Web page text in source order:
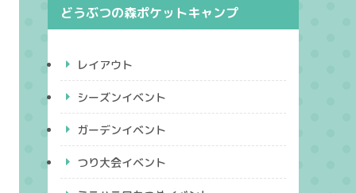
どうぶつの森ポケットキャンプ
レイアウト
シーズンイベント
ガーデンイベント
つり大会イベント